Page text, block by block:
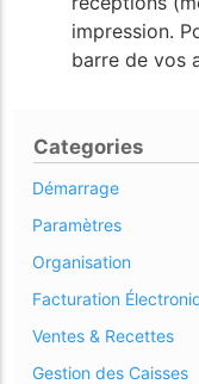
impression.
barre de vos
Categories
Démarrage
Paramètres
Organisation
Facturation
Ventes & Recettes
Gestion des Caisses